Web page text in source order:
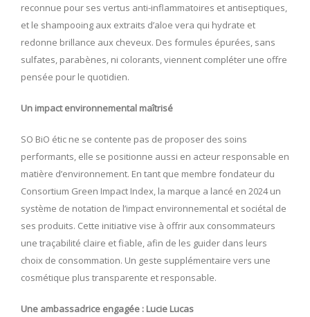
reconnue pour ses vertus anti-inflammatoires et antiseptiques,
et le shampooing aux extraits d’aloe vera qui hydrate et
redonne brillance aux cheveux. Des formules épurées, sans
sulfates, parabènes, ni colorants, viennent compléter une offre
pensée pour le quotidien.
Un impact environnemental maîtrisé
SO BiO étic ne se contente pas de proposer des soins
performants, elle se positionne aussi en acteur responsable en
matière d’environnement. En tant que membre fondateur du
Consortium Green Impact Index, la marque a lancé en 2024 un
système de notation de l’impact environnemental et sociétal de
ses produits. Cette initiative vise à offrir aux consommateurs
une traçabilité claire et fiable, afin de les guider dans leurs
choix de consommation. Un geste supplémentaire vers une
cosmétique plus transparente et responsable.
Une ambassadrice engagée : Lucie Lucas